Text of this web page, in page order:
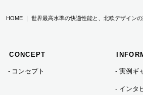
HOME ｜ 世界最高水準の快適性能と、北欧デザイン
CONCEPT
コンセプト 実例ギ
インタ